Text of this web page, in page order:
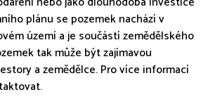
plánu se pozemek nachází v
území a je součástí zemědělského
tak může být zajímavou
a zemědělce. Pro více informací